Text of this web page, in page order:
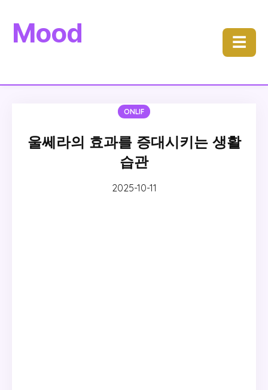
Mood ☰
ONLIF
울쎄라의 효과를 증대시키는 생활
습관
2025-10-11